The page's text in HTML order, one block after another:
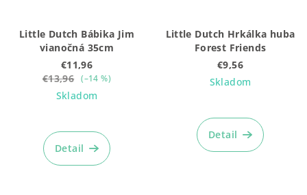
Little Dutch Bábika Jim
vianočná 35cm
€11,96
€13,96 (–14 %)
Skladom
Detail
Little Dutch Hrkálka huba
Forest Friends
€9,56
Skladom
Detail